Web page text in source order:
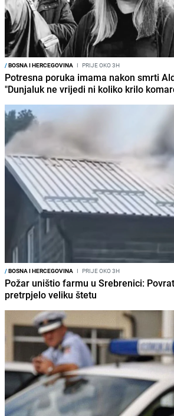
/BOSNA I HERCEGOVINA I PRIJE OKO 3H
Potresna poruka imama nakon smrti
"Dunjaluk ne vrijedi ni koliko krilo
/BOSNA I HERCEGOVINA I PRIJE OKO 3H
Požar uništio farmu u Srebrenici:
pretrpjelo veliku štetu